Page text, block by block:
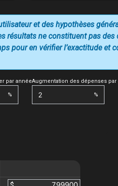
par année
%
Augmentation des dépenses par
%
et des hypothèses
résultats ne constituent pas des
pour en vérifier l’exactitude et